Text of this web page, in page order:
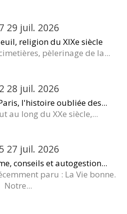
29 juil. 2026
religion du XIXe siècle
pèlerinage de la...
28 juil. 2026
l'histoire oubliée des...
au long du XXe siècle,...
27 juil. 2026
conseils et autogestion...
paru : La Vie bonne.
Notre...